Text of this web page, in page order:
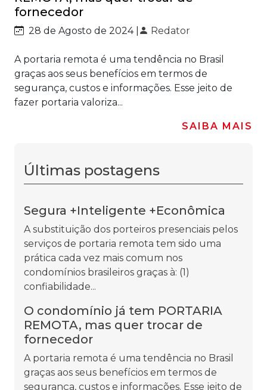
fornecedor
28 de Agosto de 2024 | Redator
A portaria remota é uma tendência no Brasil
graças aos seus benefícios em termos de
segurança, custos e informações. Esse jeito de
fazer portaria valoriza...
SAIBA MAIS
Últimas postagens
Segura +Inteligente +Econômica
A substituição dos porteiros presenciais pelos
serviços de portaria remota tem sido uma
prática cada vez mais comum nos
condomínios brasileiros graças à: (1)
confiabilidade...
O condomínio já tem PORTARIA
REMOTA, mas quer trocar de
fornecedor
A portaria remota é uma tendência no Brasil
graças aos seus benefícios em termos de
segurança, custos e informações. Esse jeito de